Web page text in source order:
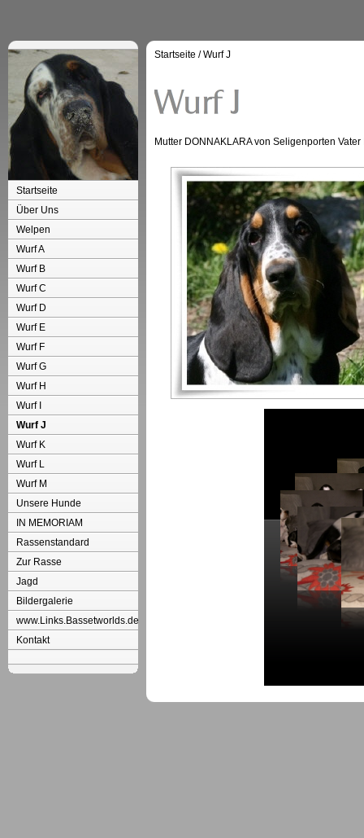
Startseite
Über Uns
Welpen
Wurf A
Wurf B
Wurf C
Wurf D
Wurf E
Wurf F
Wurf G
Wurf H
Wurf I
Wurf J
Wurf K
Wurf L
Wurf M
Unsere Hunde
IN MEMORIAM
Rassenstandard
Zur Rasse
Jagd
Bildergalerie
www.Links.Bassetworlds.de
Kontakt
Startseite /Wurf J
Mutter DONNAKLARA von Seligenporten